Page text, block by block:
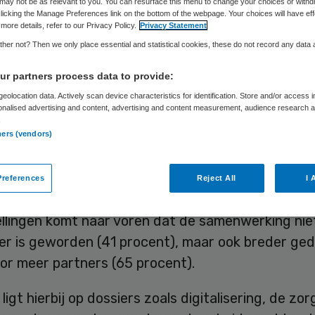
Wilbert Zuil 19 december 2025,11:34 436 keer gelezen
in de regio is sinds de afsluiting van het
(IZA) merkbaar versterkt, concludeert de
van Ziekenhuizen (NVZ). De brancheorganisatie
zorgorganisaties.
en revalidatiecentra waarderen de
komt naar voren dat de samenwerking
is geworden (41 procent), maar ook breder
meer partners (65 procent).
hierbij op dossiers zoals digitalisering, de
the Manage Preferences link on the bottom of the webpage. Your choices will have
details, refer to our Privacy Policy.
Privacy Statement
not? Then we only place essential and statistical cookies, these do not record any data
partners process data to provide:
data. Actively scan device characteristics for identification. Store and/or access
advertising and content, advertising and content measurement, audience research
(vendors)
Reject All I